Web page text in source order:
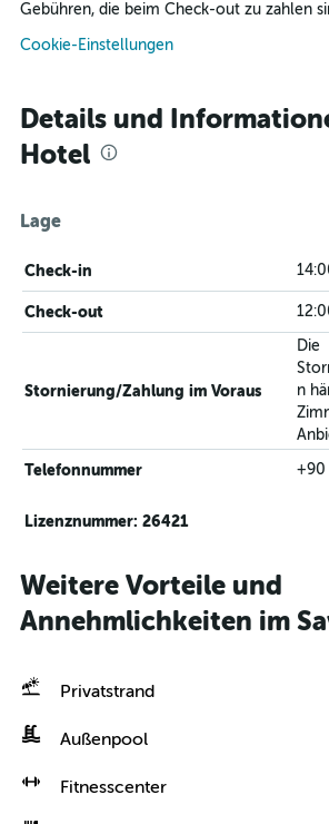
Gebühren, die beim Check-out zu zahlen
Cookie-Einstellungen
Details und
Hotel
Lage
Check-in
Check-out
Stornierung/Zahlung im Voraus
Die
n
Telefonnummer +90
Lizenznummer: 26421
Weitere Vorteile und
Annehmlichkeiten im
Privatstrand
Außenpool
Fitnesscenter